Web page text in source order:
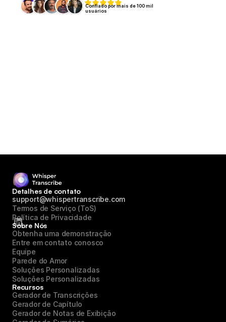
Confiado por mais de 100 mil
usuários
Detalhes de contato
support@whispertranscribe.com
Termos de Serviço (ToS)
Política de Privacidade
Sobre Nós
Obtenha uma demonstração
Entre em contato conosco
Equipe
Parede do Amor
Soluções Personalizadas
Soluções Personalizadas
Recursos
Gerador de Transcrições
Gerador de Capítulo
Gerador de Notas de Exibição